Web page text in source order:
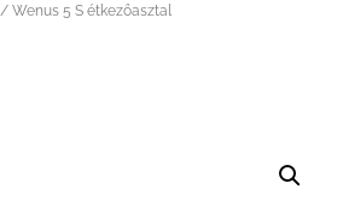
/ Wenus 5 S étkezőasztal